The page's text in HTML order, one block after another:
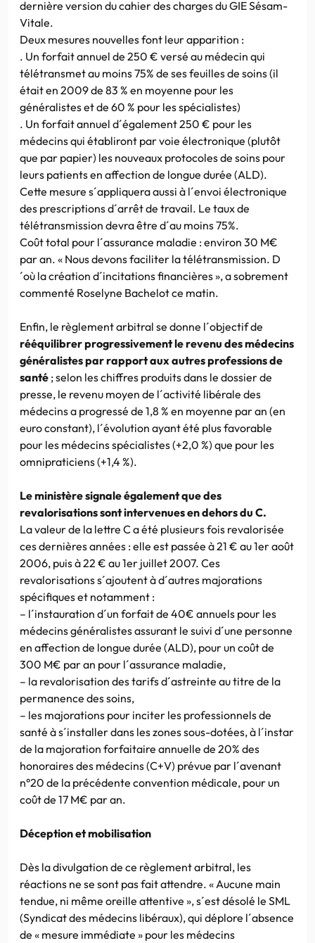
dernière version du cahier des charges du GIE Sésam-
Vitale.
Deux mesures nouvelles font leur apparition :
. Un forfait annuel de 250 € versé au médecin qui
télétransmet au moins 75% de ses feuilles de soins (il
était en 2009 de 83 % en moyenne pour les
généralistes et de 60 % pour les spécialistes)
. Un forfait annuel d´également 250 € pour les
médecins qui établiront par voie électronique (plutôt
que par papier) les nouveaux protocoles de soins pour
leurs patients en affection de longue durée (ALD).
Cette mesure s´appliquera aussi à l´envoi électronique
des prescriptions d´arrêt de travail. Le taux de
télétransmission devra être d´au moins 75%.
Coût total pour l´assurance maladie : environ 30 M€
par an. « Nous devons faciliter la télétransmission. D
´où la création d´incitations financières », a sobrement
commenté Roselyne Bachelot ce matin.
Enfin, le règlement arbitral se donne l´objectif de
rééquilibrer progressivement le revenu des médecins
généralistes par rapport aux autres professions de
santé ; selon les chiffres produits dans le dossier de
presse, le revenu moyen de l´activité libérale des
médecins a progressé de 1,8 % en moyenne par an (en
euro constant), l´évolution ayant été plus favorable
pour les médecins spécialistes (+2,0 %) que pour les
omnipraticiens (+1,4 %).
Le ministère signale également que des
revalorisations sont intervenues en dehors du C.
La valeur de la lettre C a été plusieurs fois revalorisée
ces dernières années : elle est passée à 21 € au 1er août
2006, puis à 22 € au 1er juillet 2007. Ces
revalorisations s´ajoutent à d´autres majorations
spécifiques et notamment :
– l´instauration d´un forfait de 40€ annuels pour les
médecins généralistes assurant le suivi d´une personne
en affection de longue durée (ALD), pour un coût de
300 M€ par an pour l´assurance maladie,
– la revalorisation des tarifs d´astreinte au titre de la
permanence des soins,
– les majorations pour inciter les professionnels de
santé à s´installer dans les zones sous-dotées, à l´instar
de la majoration forfaitaire annuelle de 20% des
honoraires des médecins (C+V) prévue par l´avenant
n°20 de la précédente convention médicale, pour un
coût de 17 M€ par an.
Déception et mobilisation
Dès la divulgation de ce règlement arbitral, les
réactions ne se sont pas fait attendre. « Aucune main
tendue, ni même oreille attentive », s´est désolé le SML
(Syndicat des médecins libéraux), qui déplore l´absence
de « mesure immédiate » pour les médecins